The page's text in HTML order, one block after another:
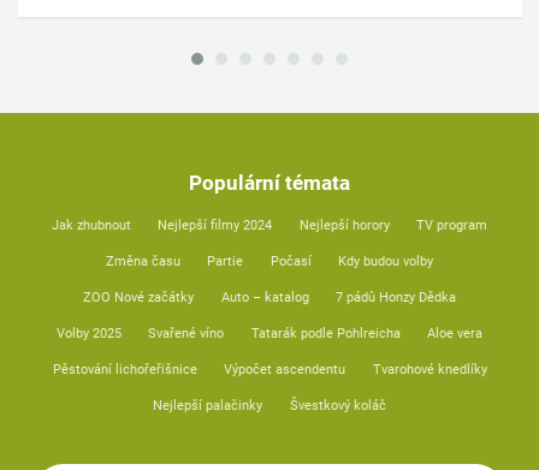
Populární témata
Jak zhubnout Nejlepší filmy 2024 Nejlepší horory TV program
Změna času Partie Počasí Kdy budou volby
ZOO Nové začátky Auto – katalog 7 pádů Honzy Dědka
Volby 2025 Svařené víno Tatarák podle Pohlreicha Aloe vera
Pěstování lichořeřišnice Výpočet ascendentu Tvarohové knedlíky
Nejlepší palačinky Švestkový koláč